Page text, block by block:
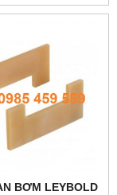
BƠM LEYBOLD